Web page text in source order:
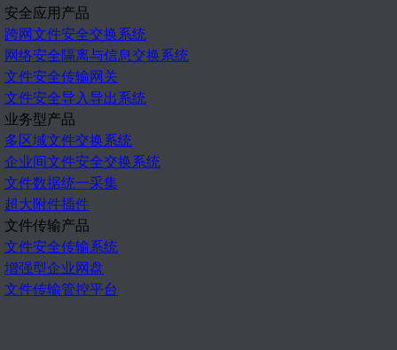
安全应用产品
跨网文件安全交换系统
网络安全隔离与信息交换系统
文件安全传输网关
文件安全导入导出系统
业务型产品
多区域文件交换系统
企业间文件安全交换系统
文件数据统一采集
超大附件插件
文件传输产品
文件安全传输系统
增强型企业网盘
文件传输管控平台